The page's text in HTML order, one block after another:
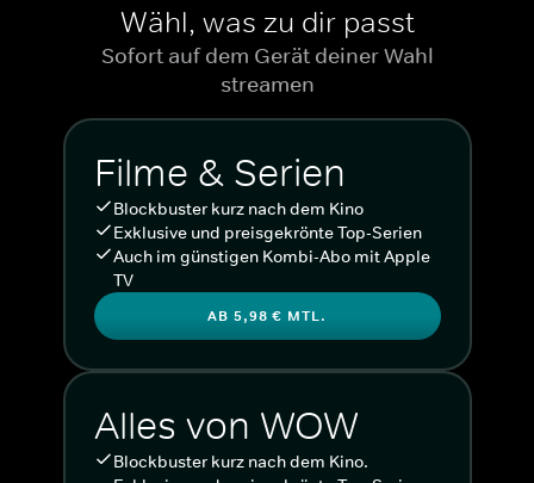
Wähl, was zu dir passt
Sofort auf dem Gerät deiner Wahl
streamen
Filme & Serien
Blockbuster kurz nach dem Kino
Exklusive und preisgekrönte Top-Serien
Auch im günstigen Kombi-Abo mit Apple
TV
AB 5,98 € MTL.
Alles von WOW
Blockbuster kurz nach dem Kino.